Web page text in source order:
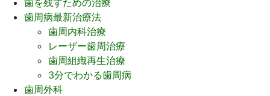
歯周病最新治療法
歯周内科治療
レーザー歯周治療
歯周組織再生治療
3分でわかる歯周病
歯周外科